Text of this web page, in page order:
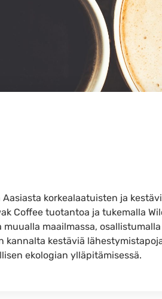
korkealaatuisten ja
Coffee tuotantoa ja tukemalla
maailmassa, osallistumalla
kestäviä
ekologian ylläpitämisessä.